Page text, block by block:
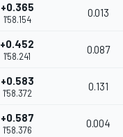
+0.365
1'58.154
0.013
+0.452
1'58.241
0.087
+0.583
1'58.372
0.131
+0.587
1'58.376
0.004